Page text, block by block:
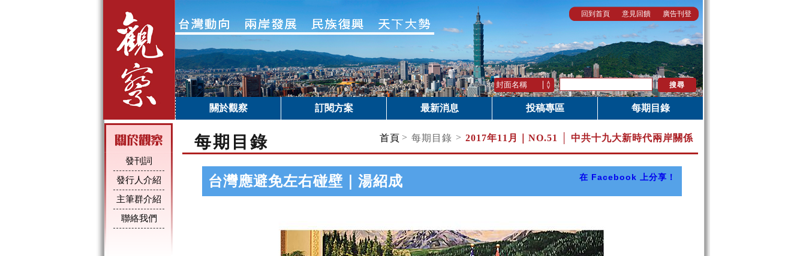
回到首頁 意見回饋 廣告刊登
關於觀察 訂閱方案 最新消息 投稿專區 每期目錄
發刊詞
發行人介紹
主筆群介紹
聯絡我們
每期目錄 首頁 > 每期目錄 > 2017年11月｜ NO.51 │ 中共十九大新時代兩岸關係
台灣應避免左右碰壁｜湯紹成 在 Facebook 上分享！